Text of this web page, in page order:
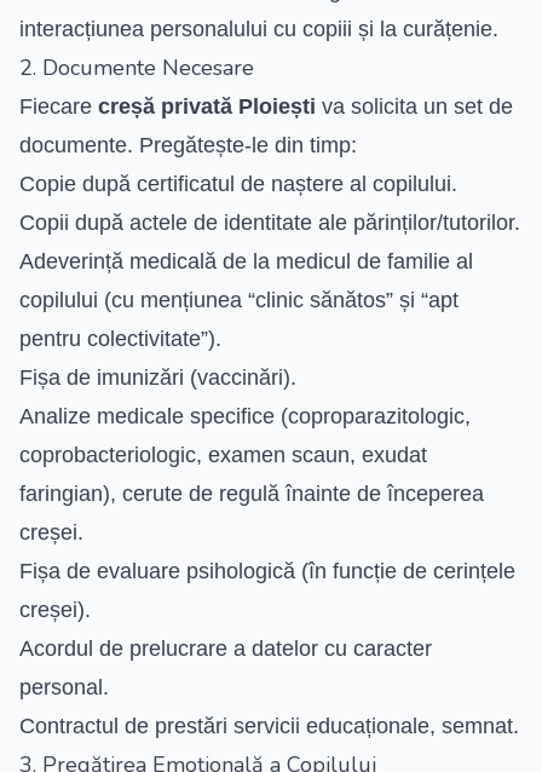
interacțiunea personalului cu copiii și la curățenie.
2. Documente Necesare
Fiecare creșă privată Ploiești va solicita un set de
documente. Pregătește-le din timp:
Copie după certificatul de naștere al copilului.
Copii după actele de identitate ale părinților/tutorilor.
Adeverință medicală de la medicul de familie al
copilului (cu mențiunea “clinic sănătos” și “apt
pentru colectivitate”).
Fișa de imunizări (vaccinări).
Analize medicale specifice (coproparazitologic,
coprobacteriologic, examen scaun, exudat
faringian), cerute de regulă înainte de începerea
creșei.
Fișa de evaluare psihologică (în funcție de cerințele
creșei).
Acordul de prelucrare a datelor cu caracter
personal.
Contractul de prestări servicii educaționale, semnat.
3. Pregătirea Emoțională a Copilului